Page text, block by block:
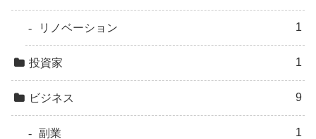
リノベーション 1
投資家 1
ビジネス 9
副業 1